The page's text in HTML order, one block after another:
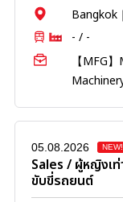
Bangkok
- / -
【MFG
05.08.2026 NEW!
Sales / ผู้หญิงเ
ขับขี่รถยนต์